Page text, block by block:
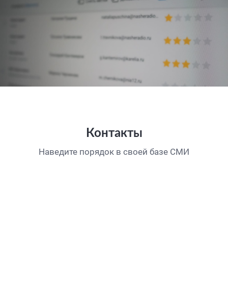
Контакты
Наведите порядок в своей базе СМИ